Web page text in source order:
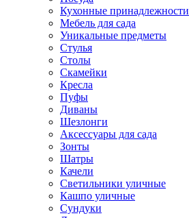
Кухонные принадлежности
Мебель для сада
Уникальные предметы
Стулья
Столы
Скамейки
Кресла
Пуфы
Диваны
Шезлонги
Аксессуары для сада
Зонты
Шатры
Качели
Cветильники уличные
Кашпо уличные
Сундуки